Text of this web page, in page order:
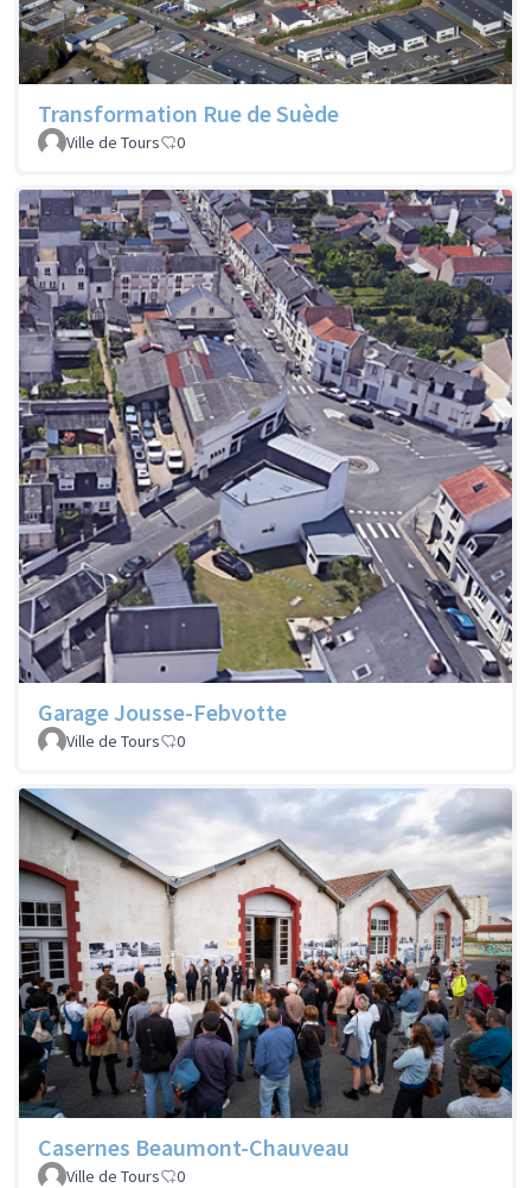
Transformation Rue de Suède
Ville de Tours 0
Garage Jousse-Febvotte
Ville de Tours 0
Casernes Beaumont-Chauveau
Ville de Tours 0